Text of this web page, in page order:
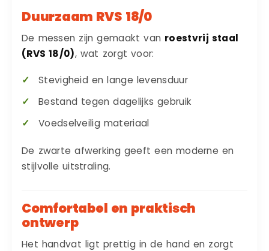
Duurzaam RVS 18/0
De messen zijn gemaakt van roestvrij staal
(RVS 18/0), wat zorgt voor:
Stevigheid en lange levensduur
Bestand tegen dagelijks gebruik
Voedselveilig materiaal
De zwarte afwerking geeft een moderne en
stijlvolle uitstraling.
Comfortabel en praktisch
ontwerp
Het handvat ligt prettig in de hand en zorgt